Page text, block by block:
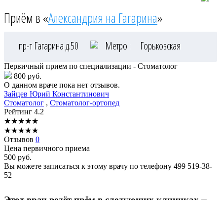
Приём в «Александрия на Гагарина»
пр-т Гагарина д.50 Метро : Горьковская
Первичный прием по специализации - Стоматолог
800 руб.
О данном враче пока нет отзывов.
Зайцев Юрий Константинович
Стоматолог , Стоматолог-ортопед
Рейтинг 4.2
★★★★★
★★★★★
Отзывов 0
Цена первичного приема
500 руб.
Вы можете записаться к этому врачу по телефону 499 519-38-
52